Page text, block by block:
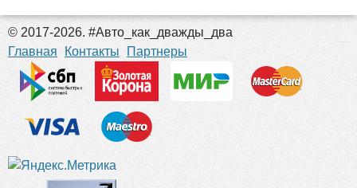
© 2017-2026. #Авто_как_дважды_два
Главная
Контакты Партнеры